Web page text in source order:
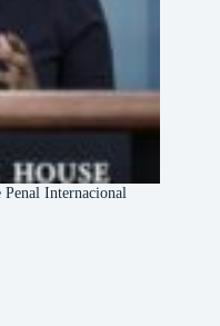
Internacional